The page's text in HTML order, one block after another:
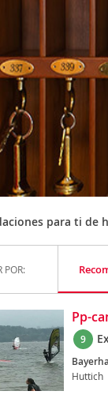
para ti
POR:
Pp-
9
Huttich